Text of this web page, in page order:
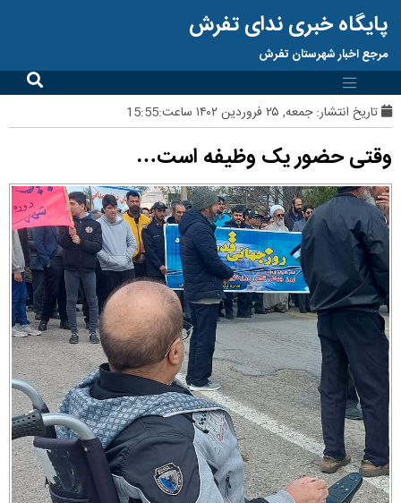
پایگاه خبری ندای تفرش
مرجع اخبار شهرستان تفرش
تاریخ انتشار:جمعه, ۲۵ فروردین ۱۴۰۲ ساعت:15:55
وقتی حضور یک وظیفه است…